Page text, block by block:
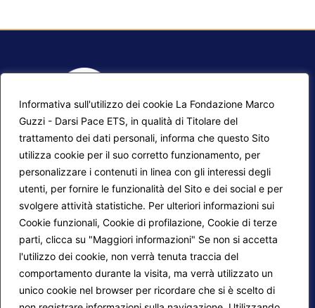
Informativa sull'utilizzo dei cookie La Fondazione Marco
Guzzi - Darsi Pace ETS, in qualità di Titolare del
trattamento dei dati personali, informa che questo Sito
utilizza cookie per il suo corretto funzionamento, per
personalizzare i contenuti in linea con gli interessi degli
utenti, per fornire le funzionalità del Sito e dei social e per
svolgere attività statistiche. Per ulteriori informazioni sui
Cookie funzionali, Cookie di profilazione, Cookie di terze
parti, clicca su "Maggiori informazioni" Se non si accetta
l'utilizzo dei cookie, non verrà tenuta traccia del
comportamento durante la visita, ma verrà utilizzato un
unico cookie nel browser per ricordare che si è scelto di
Mappa del sito
Progetti Darsi Pace
Login redattori
Calendario corsi
Privacy Policy
Cookie Policy
Seguici su: